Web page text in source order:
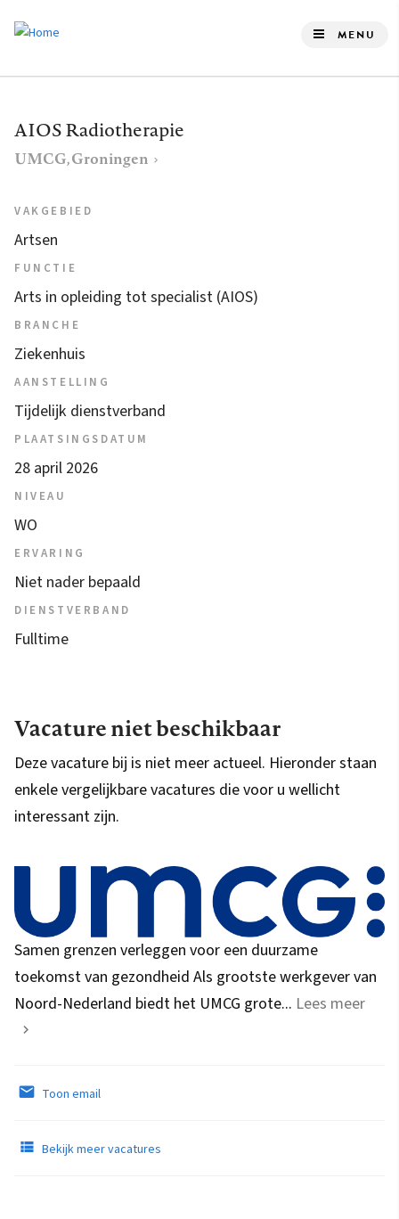
de
gaan
MENU
AIOS Radiotherapie
UMCG, Groningen
VAKGEBIED
Artsen
FUNCTIE
Arts in opleiding tot specialist (AIOS)
BRANCHE
Ziekenhuis
AANSTELLING
Tijdelijk dienstverband
PLAATSINGSDATUM
28 april 2026
NIVEAU
WO
ERVARING
Niet nader bepaald
DIENSTVERBAND
Fulltime
Vacature niet beschikbaar
Deze vacature bij is niet meer actueel. Hieronder staan
enkele vergelijkbare vacatures die voor u wellicht
interessant zijn.
Samen grenzen verleggen voor een duurzame
toekomst van gezondheid Als grootste werkgever van
Noord-Nederland biedt het UMCG grote... Lees meer
Toon email
Bekijk meer vacatures